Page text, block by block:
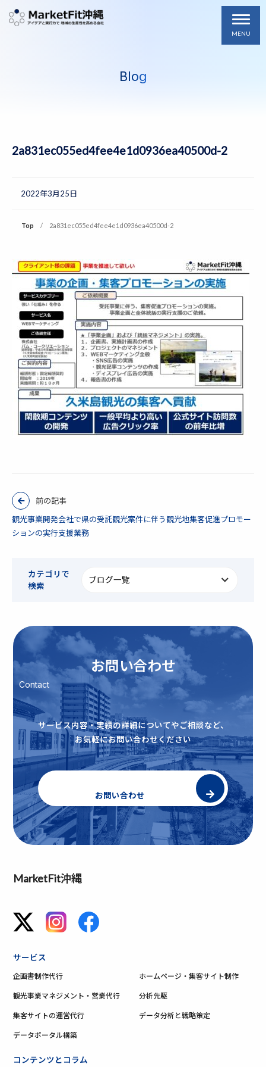
MENU
Blog
2a831ec055ed4fee4e1d0936ea40500d-2
2022年3月25日
Top 2a831ec055ed4fee4e1d0936ea40500d-2
前の記事
観光事業開発会社で県の受託観光案件に伴う観光地集客促進プロモー
ションの実行支援業務
カテゴリで
検索
お問い合わせ
Contact
サービス内容・実績の詳細についてやご相談など、
お気軽にお問い合わせください
お問い合わせ
MarketFit沖縄
サービス
企画書制作代行 ホームページ・集客サイト制作
観光事業マネジメント・営業代行 分析先駆
集客サイトの運営代行 データ分析と戦略策定
データポータル構築
コンテンツとコラム